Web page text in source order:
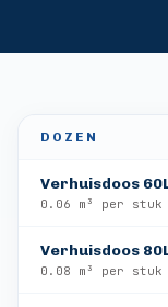
DOZEN
Verhuisdoos
0.06 m³ per stuk
Verhuisdoos
0.08 m³ per stuk